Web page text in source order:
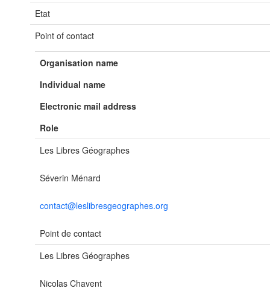
Etat
Point of contact
Organisation name
Individual name
Electronic mail address
Role
Les Libres Géographes
Séverin Ménard
contact@leslibresgeographes.org
Point de contact
Les Libres Géographes
Nicolas Chavent